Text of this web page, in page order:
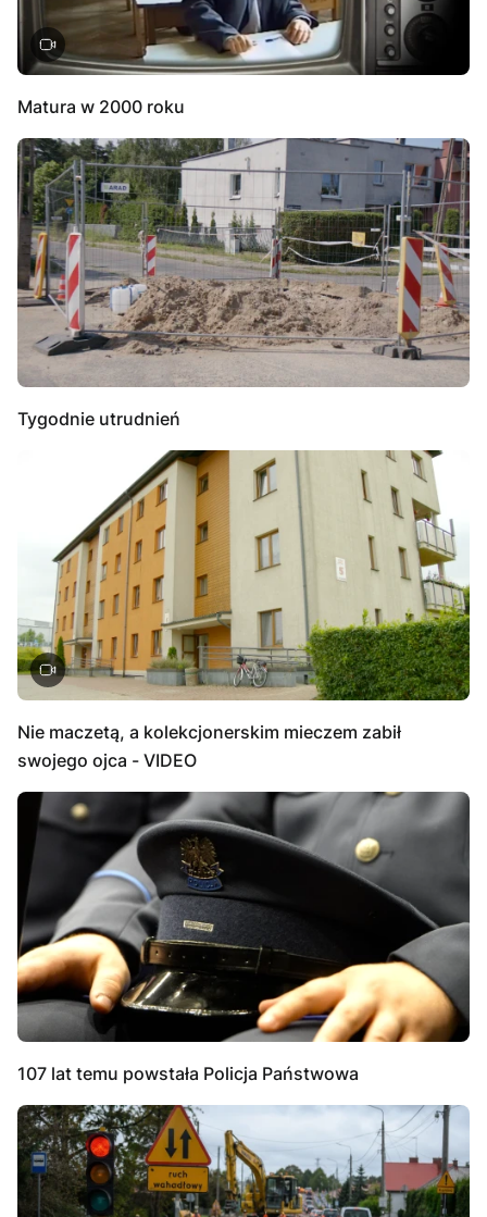
Matura w 2000 roku
Tygodnie utrudnień
Nie maczetą, a kolekcjonerskim mieczem zabił
swojego ojca - VIDEO
107 lat temu powstała Policja Państwowa